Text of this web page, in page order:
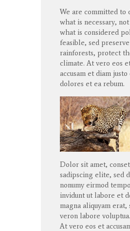
We are committed to
what is necessary,
what is considered
feasible, sed preserve
rainforests, protect
climate. At vero eos
accusam et diam justo
dolores et ea rebum.
Dolor sit amet,
sadipscing elite, sed
nonumy eirmod
invidunt ut labore et
magna aliquyam erat,
veron labore voluptua.
At vero eos et